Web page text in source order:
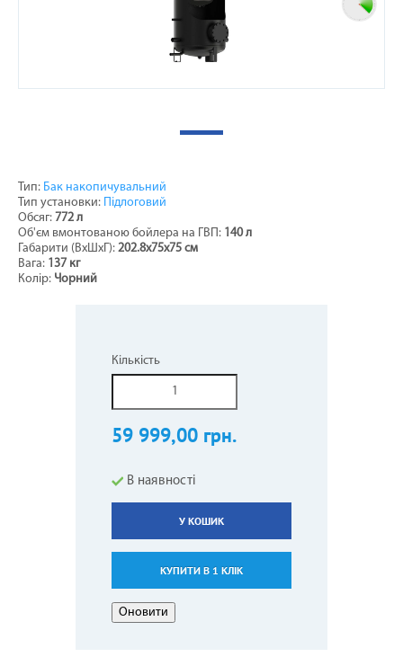
Тип: Бак накопичувальний
Тип установки: Підлоговий
Обсяг: 772 л
Об'єм вмонтованою бойлера на ГВП: 140 л
Габарити (ВхШхГ): 202.8х75х75 см
Вага: 137 кг
Колір: Чорний
Кількість
59 999,00 грн.
В наявності
У КОШИК
КУПИТИ В 1 КЛІК